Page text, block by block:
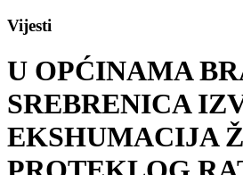
Vijesti
U OPĆINAMA
SREBRENICA
EKSHUMACIJA